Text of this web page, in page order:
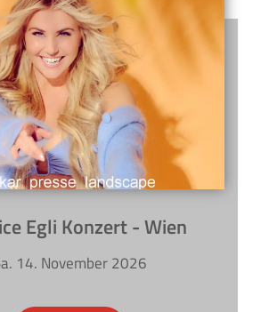
Egli Konzert - Wien
14. November 2026